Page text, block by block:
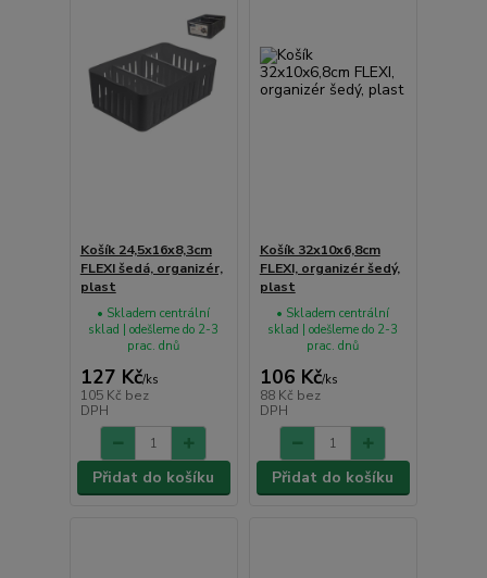
Košík 24,5x16x8,3cm
FLEXI šedá, organizér,
plast
127 Kč/ks
105 Kč bez
DPH
• Skladem centrální
sklad | odešleme do 2-3
prac. dnů
Přidat do košíku
Košík 32x10x6,8cm
FLEXI, organizér šedý,
plast
106 Kč/ks
88 Kč bez
DPH
• Skladem centrální
sklad | odešleme do 2-3
prac. dnů
Přidat do košíku